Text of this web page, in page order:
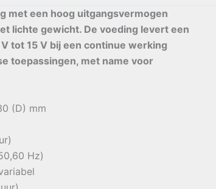
met een hoog uitgangsvermogen
lichte gewicht. De voeding levert een
tot 15 V bij een continue werking
toepassingen, met name voor
(D) mm
Hz)